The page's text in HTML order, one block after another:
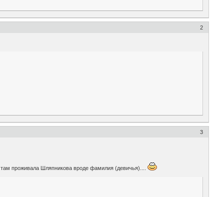
2
3
проживала Шляпникова вроде фамилия (девичья)....